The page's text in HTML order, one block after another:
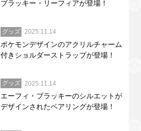
ブラッキー・リーフィアが登場！
グッズ 2025.11.14
ポケモンデザインのアクリルチャーム
付きショルダーストラップが登場！
グッズ 2025.11.14
エーフィ・ブラッキーのシルエットが
デザインされたペアリングが登場！